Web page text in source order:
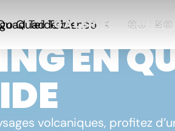
GALERIE QUI
GALERIE QUI
EN
volcaniques, profitez